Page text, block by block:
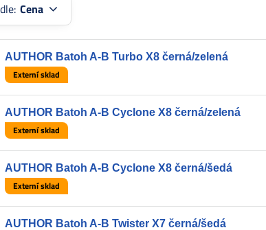
Cena
AUTHOR Batoh A-B Turbo X8 černá/zelená
Externí sklad
AUTHOR Batoh A-B Cyclone X8 černá/zelená
Externí sklad
AUTHOR Batoh A-B Cyclone X8 černá/šedá
Externí sklad
AUTHOR Batoh A-B Twister X7 černá/šedá